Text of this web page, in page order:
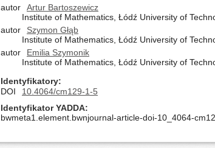
autor
Artur Bartoszewicz
Institute of Mathematics, Łódź University of
autor
Szymon Głąb
Institute of Mathematics, Łódź University of
autor
Emilia Szymonik
Institute of Mathematics, Łódź University of
Identyfikatory
DOI
10.4064/cm129-1-5
Identyfikator YADDA
bwmeta1.element.bwnjournal-article-doi-10_4064-